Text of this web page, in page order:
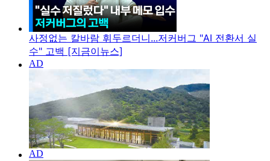
사정없는 칼바람 휘두르더니...저커버그 "AI 전환서 실
수" 고백 [지금이뉴스]